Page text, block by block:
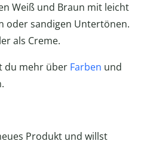
Weiß und Braun mit leicht
oder sandigen Untertönen.
als Creme.
du mehr über Farben und
Produkt und willst